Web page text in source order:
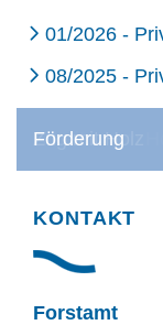
Holz
Arbeiten am
Zug mit Holz
Förderung
01/2026 -
08/2025 -
KONTAKT
Forstamt